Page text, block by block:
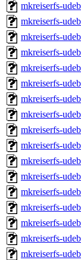
mkreiserfs-
mkreiserfs-
mkreiserfs-
mkreiserfs-
mkreiserfs-
mkreiserfs-
mkreiserfs-
mkreiserfs-
mkreiserfs-
mkreiserfs-
mkreiserfs-
mkreiserfs-
mkreiserfs-
mkreiserfs-
mkreiserfs-
mkreiserfs-
mkreiserfs-